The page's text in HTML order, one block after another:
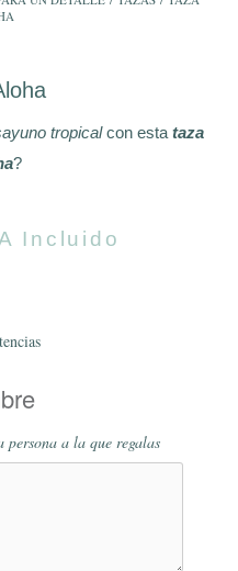
tropicalcon esta taza
?
Incluido
a la que regalas